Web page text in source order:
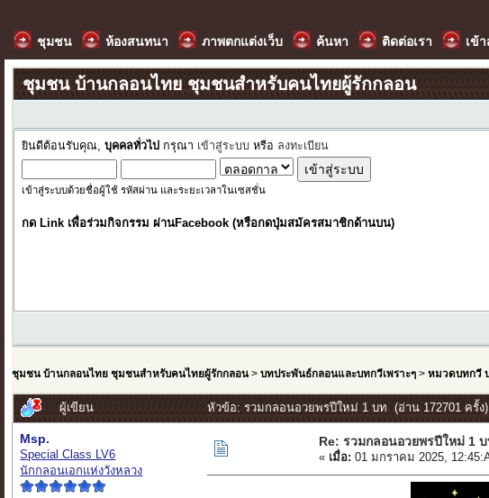
ชุมชน ห้องสนทนา ภาพตกแต่งเว็บ ค้นหา ติดต่อเรา เข้
ชุมชน บ้านกลอนไทย ชุมชนสำหรับคนไทยผู้รักกลอน
ยินดีต้อนรับคุณ,บุคคลทั่วไป กรุณา เข้าสู่ระบบ หรือ ลงทะเบียน
เข้าสู่ระบบด้วยชื่อผู้ใช้ รหัสผ่าน และระยะเวลาในเซสชั่น
กด Link เพื่อร่วมกิจกรรม ผ่านFacebook (หรือกดปุ่มสมัครสมาชิกด้านบน)
ชุมชน บ้านกลอนไทย ชุมชนสำหรับคนไทยผู้รักกลอน >บทประพันธ์กลอนและบทกวีเพราะๆ >หมวดบทกวี
ผู้เขียน หัวข้อ: รวมกลอนอวยพรปีใหม่ 1 บท (อ่าน 172701 ครั้ง)
Msp.
Special Class LV6
นักกลอนเอกแห่งวังหลวง
Re: รวมกลอนอวยพรปีใหม่ 1
« เมื่อ: 01 มกราคม 2025,